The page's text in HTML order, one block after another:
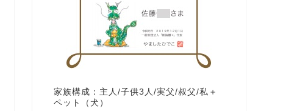
家族構成：主人/子供3人/実父/叔父/私＋
ペット（犬）